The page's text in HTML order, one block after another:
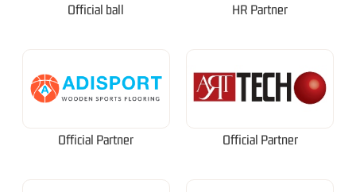
Official ball HR Partner
Official Partner Official Partner